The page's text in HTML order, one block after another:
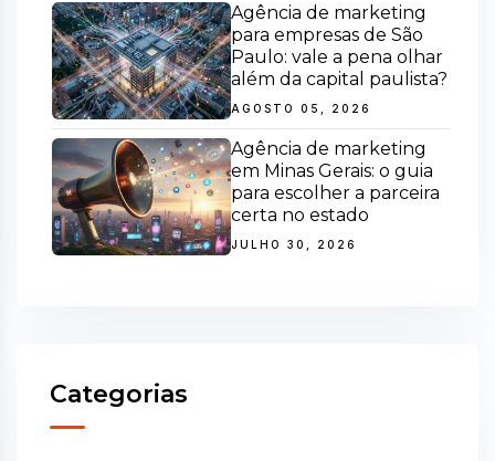
Agência de marketing
para empresas de São
Paulo: vale a pena olhar
além da capital paulista?
AGOSTO 05, 2026
Agência de marketing
em Minas Gerais: o guia
para escolher a parceira
certa no estado
JULHO 30, 2026
Categorias